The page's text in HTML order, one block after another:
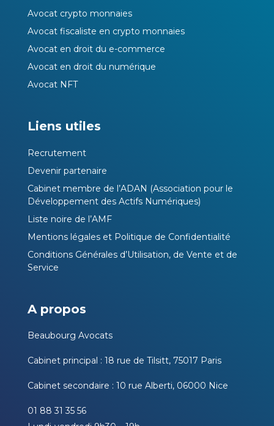
Avocat crypto monnaies
Avocat fiscaliste en crypto monnaies
Avocat en droit du e-commerce
Avocat en droit du numérique
Avocat NFT
Liens utiles
Recrutement
Devenir partenaire
Cabinet membre de l’ADAN (Association pour le
Développement des Actifs Numériques)
Liste noire de l’AMF
Mentions légales et Politique de Confidentialité
Conditions Générales d’Utilisation, de Vente et de
Service
A propos
Beaubourg Avocats
Cabinet principal : 18 rue de Tilsitt, 75017 Paris
Cabinet secondaire : 10 rue Alberti, 06000 Nice
01 88 31 35 56